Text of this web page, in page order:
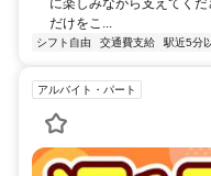
だけをこ...
シフト自由 交通費支給 駅近5分
アルバイト・パート